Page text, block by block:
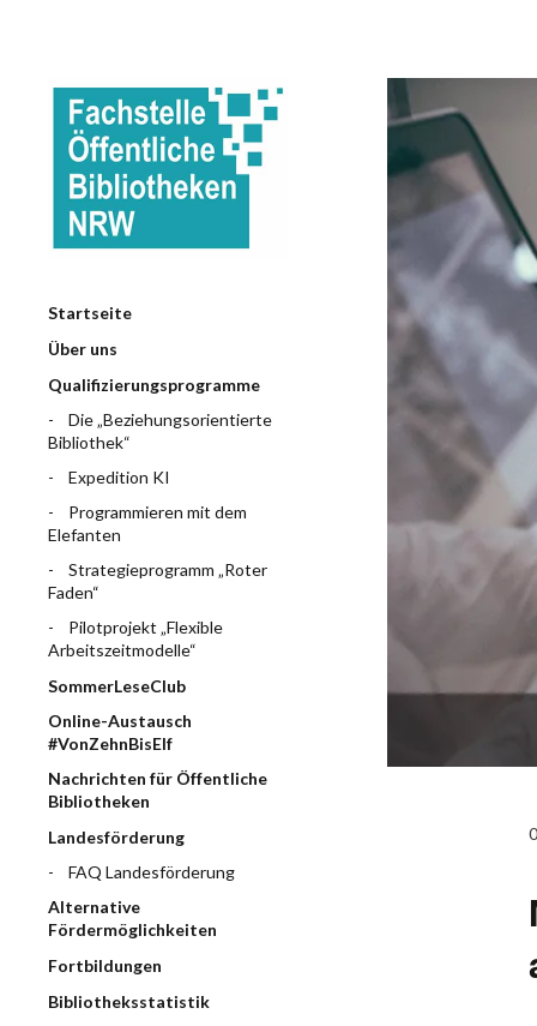
Startseite
Über uns
Qualifizierungsprogramme
Die „Beziehungsorientierte
Bibliothek“
Expedition KI
Programmieren mit dem
Elefanten
Strategieprogramm „Roter
Faden“
Pilotprojekt „Flexible
Arbeitszeitmodelle“
SommerLeseClub
Online-Austausch
#VonZehnBisElf
Nachrichten für Öffentliche
Bibliotheken
Landesförderung
FAQ Landesförderung
Alternative
Fördermöglichkeiten
Fortbildungen
Bibliotheksstatistik